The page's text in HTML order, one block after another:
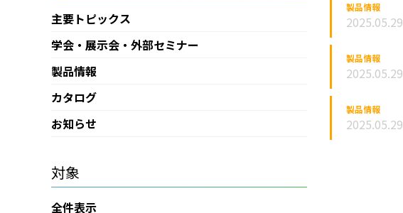
製品情報
2025.05.29
製品情報
2025.05.29
製品情報
2025.05.29
主要トピックス
学会・展示会・外部セミナー
製品情報
カタログ
お知らせ
対象
全件表示